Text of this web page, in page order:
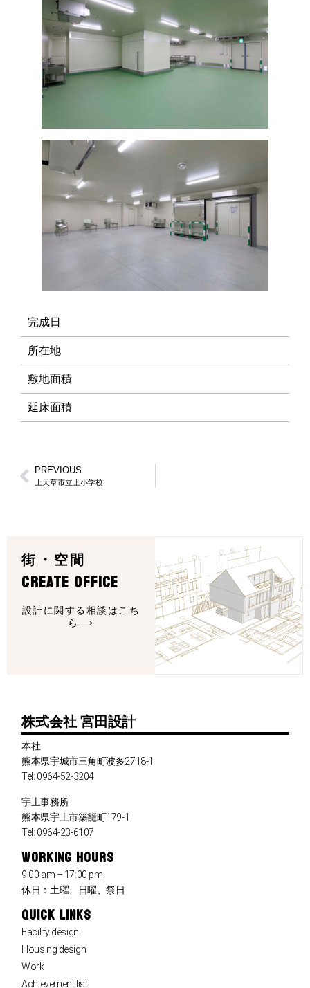
完成日
所在地
敷地面積
延床面積
PREVIOUS
上天草市立上小学校
街・空間
CREATE OFFICE
設計に関する相談はこち
ら⟶
株式会社 宮田設計
本社
熊本県宇城市三角町波多2718-1
Tel: 0964-52-3204
宇土事務所
熊本県宇土市築籠町179-1
Tel: 0964-23-6107
WORKING HOURS
9:00 am – 17:00 pm
休日：土曜、日曜、祭日
QUICK LINKS
Facility design
Housing design
Work
Achievement list